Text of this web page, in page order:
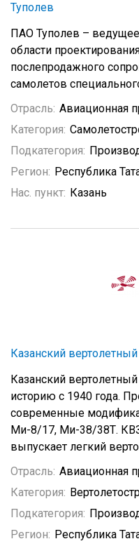
Туполев
ПАО Туполев –
области
послепродажного
самолетов
Отрасль: Авиационная
Категория:
Подкатегория:
Регион: Республика
Нас. пункт: Казань
Казанский
Казанский
историю с 1940 года.
современные
Ми-8/17, Ми-38/38Т.
выпускает легкий
Отрасль: Авиационная
Категория:
Подкатегория:
Регион: Республика